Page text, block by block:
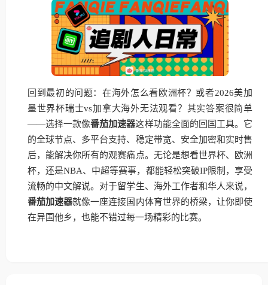
回到最初的问题：在海外怎么看欧洲杯？或者2026美加
墨世界杯瑞士vs加拿大海外无法观看？其实答案很简单
——选择一款像番茄加速器这样功能全面的回国工具。它
的全球节点、多平台支持、稳定带宽、安全加密和实时售
后，能解决你所有的观赛痛点。无论是想看世界杯、欧洲
杯，还是NBA、中超等赛事，都能轻松突破IP限制，享受
流畅的中文解说。对于留学生、海外工作者和华人来说，
番茄加速器就像一座连接国内体育世界的桥梁，让你即使
在异国他乡，也能不错过每一场精彩的比赛。